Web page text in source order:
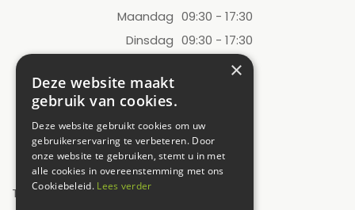
Maandag 09:30 - 17:30
Dinsdag 09:30 - 17:30
09:30 - 17:30
Donderdag
Zaterdag 09:00 - 17:00
Zondag
12:00 - 17:00
Toon alle openingstijden
×
Deze website maakt
gebruik van cookies.
Deze website gebruikt cookies om uw
gebruikerservaring te verbeteren. Door
onze website te gebruiken, stemt u in met
alle cookies in overeenstemming met ons
Cookiebeleid. Lees verder